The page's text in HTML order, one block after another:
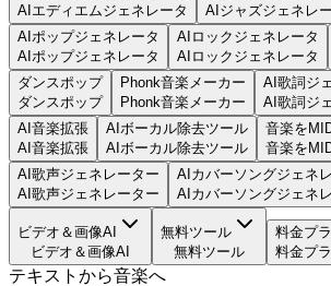
AIエディエムジェネレータ
AIジャズジェネレ
AIポップジェネレータ
AIポップジェネレータ
AIロックジェネレータ
AIロックジェネレータ
ダンスポップ
ダンスポップ
Phonk音楽メーカー
Phonk音楽メーカー
AI歌詞ジ
AI歌詞ジ
AI音楽拡張
AI音楽拡張
AIボーカル除去ツール
AIボーカル除去ツール
音楽を
音楽を
AI歌声ジェネレーター
AI歌声ジェネレーター
AIカバーソングジェネ
AIカバーソングジェネ
ビデオ＆画像AI
ビデオ＆画像AI
無料ツール
無料ツール
料金プ
料金プ
テキストから音楽へ